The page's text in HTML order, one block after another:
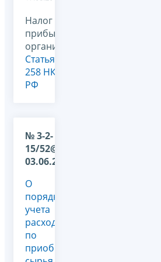
Налог на
прибыль
организаций,
Статья
258 НК
РФ
№ 3-2-
15/52@ от
03.06.2009
О
порядке
учета
расходов
по
приобретению